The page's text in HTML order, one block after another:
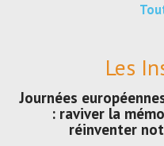
Les
Journées
: raviver la
réinventer